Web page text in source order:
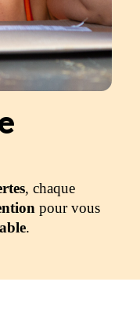
, chaque
pour vous
.